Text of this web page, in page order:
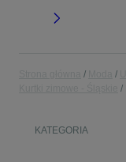
KATEGORIA